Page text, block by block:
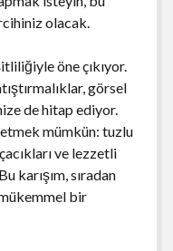
olacak.
öne çıkıyor.
görsel
de hitap ediyor.
mümkün: tuzlu
ve lezzetli
karışım, sıradan
bir